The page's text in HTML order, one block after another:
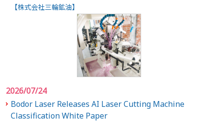
【株式会社三輪鉱油】
2026/07/24
Bodor Laser Releases AI Laser Cutting Machine
Classification White Paper